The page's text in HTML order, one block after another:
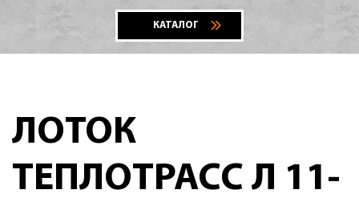
КАТАЛОГ
ЛОТОК
ТЕПЛОТРАСС Л 11-